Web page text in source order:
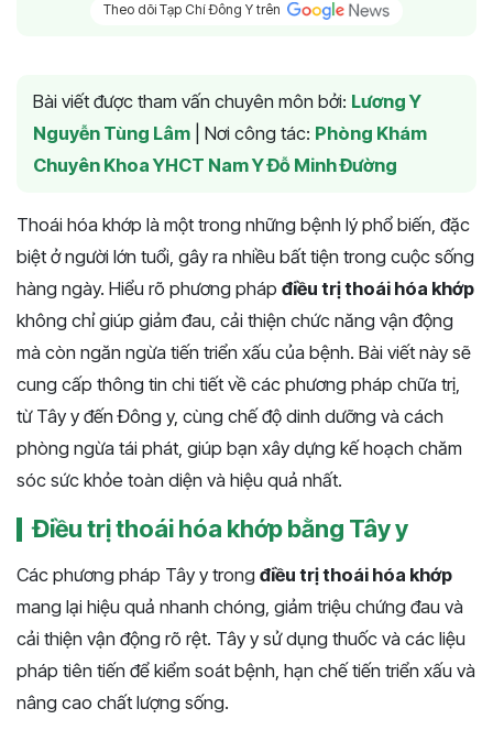
Theo dõi Tạp Chí Đông Y trên
Bài viết được tham vấn chuyên môn bởi: Lương Y
Nguyễn Tùng Lâm
Nơi công tác: Phòng Khám
Chuyên Khoa YHCT Nam Y Đỗ Minh Đường
Thoái hóa khớp là một trong những bệnh lý phổ biến, đặc
biệt ở người lớn tuổi, gây ra nhiều bất tiện trong cuộc sống
hàng ngày. Hiểu rõ phương pháp điều trị thoái hóa khớp
không chỉ giúp giảm đau, cải thiện chức năng vận động
mà còn ngăn ngừa tiến triển xấu của bệnh. Bài viết này sẽ
cung cấp thông tin chi tiết về các phương pháp chữa trị,
từ Tây y đến Đông y, cùng chế độ dinh dưỡng và cách
phòng ngừa tái phát, giúp bạn xây dựng kế hoạch chăm
sóc sức khỏe toàn diện và hiệu quả nhất.
Điều trị thoái hóa khớp bằng Tây y
Các phương pháp Tây y trong điều trị thoái hóa khớp
mang lại hiệu quả nhanh chóng, giảm triệu chứng đau và
cải thiện vận động rõ rệt. Tây y sử dụng thuốc và các liệu
pháp tiên tiến để kiểm soát bệnh, hạn chế tiến triển xấu và
nâng cao chất lượng sống.